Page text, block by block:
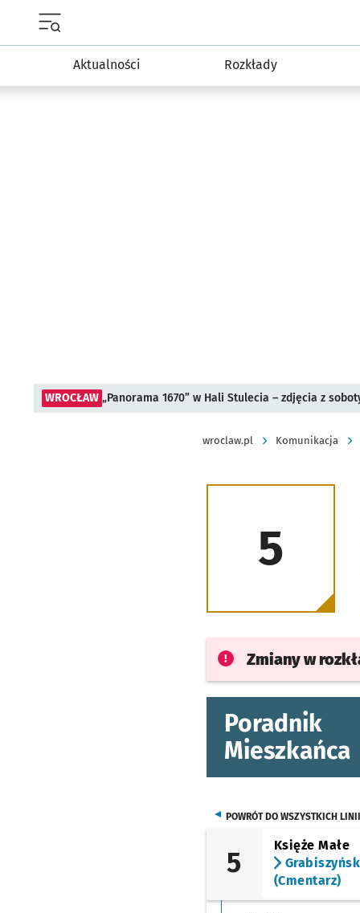
Aktualności Rozkłady
WROCŁAW „Panorama 1670” w Hali Stulecia – zdjęcia z
wroclaw.pl Komunikacja
5
Zmiany w
Poradnik
Mieszkańca
POWRÓT DO WSZYSTKICH LINII
5
Księże Małe
(Cmentarz)